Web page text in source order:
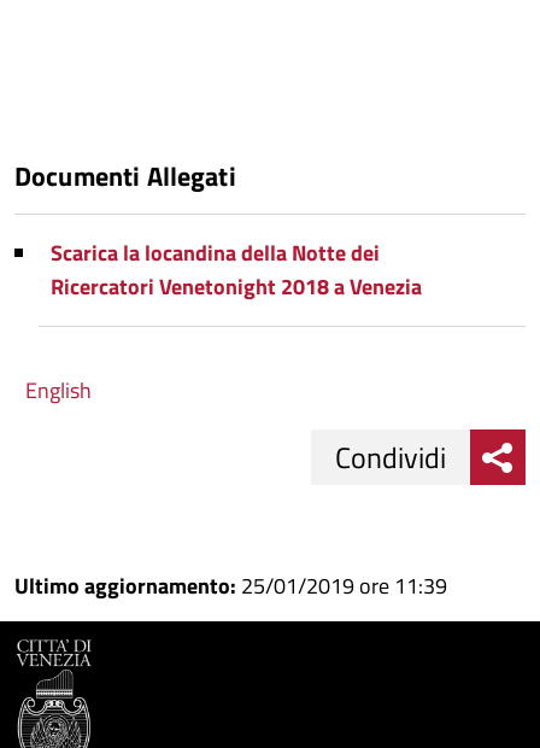
Documenti Allegati
Scarica la locandina della Notte dei
Ricercatori Venetonight 2018 a Venezia
English
su
Facebook
Condividi
su
Condividi
Condividi
Ultimo aggiornamento: 25/01/2019 ore 11:39